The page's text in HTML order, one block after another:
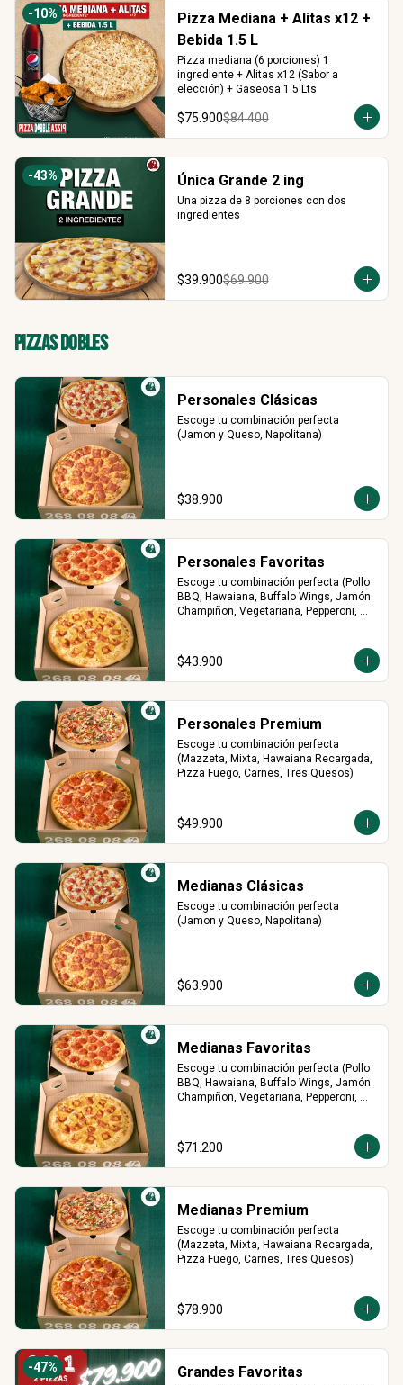
-10%
Pizza Mediana + Alitas x12 +
Bebida 1.5 L
Pizza mediana (6 porciones) 1
ingrediente + Alitas x12 (Sabor a
elección) + Gaseosa 1.5 Lts
$75.900$84.400
-43% Única Grande 2 ing
Una pizza de 8 porciones con dos
ingredientes
$39.900$69.900
Pizzas Dobles
Personales Clásicas
Escoge tu combinación perfecta
(Jamon y Queso, Napolitana)
$38.900
Personales Favoritas
Escoge tu combinación perfecta (Pollo
BBQ, Hawaiana, Buffalo Wings, Jamón
Champiñon, Vegetariana, Pepperoni,
$43.900
Personales Premium
Escoge tu combinación perfecta
(Mazzeta, Mixta, Hawaiana Recargada,
Pizza Fuego, Carnes, Tres Quesos)
$49.900
Medianas Clásicas
Escoge tu combinación perfecta
(Jamon y Queso, Napolitana)
$63.900
Medianas Favoritas
Escoge tu combinación perfecta (Pollo
BBQ, Hawaiana, Buffalo Wings, Jamón
Champiñon, Vegetariana, Pepperoni,
$71.200
Medianas Premium
Escoge tu combinación perfecta
(Mazzeta, Mixta, Hawaiana Recargada,
Pizza Fuego, Carnes, Tres Quesos)
$78.900
-47% Grandes Favoritas